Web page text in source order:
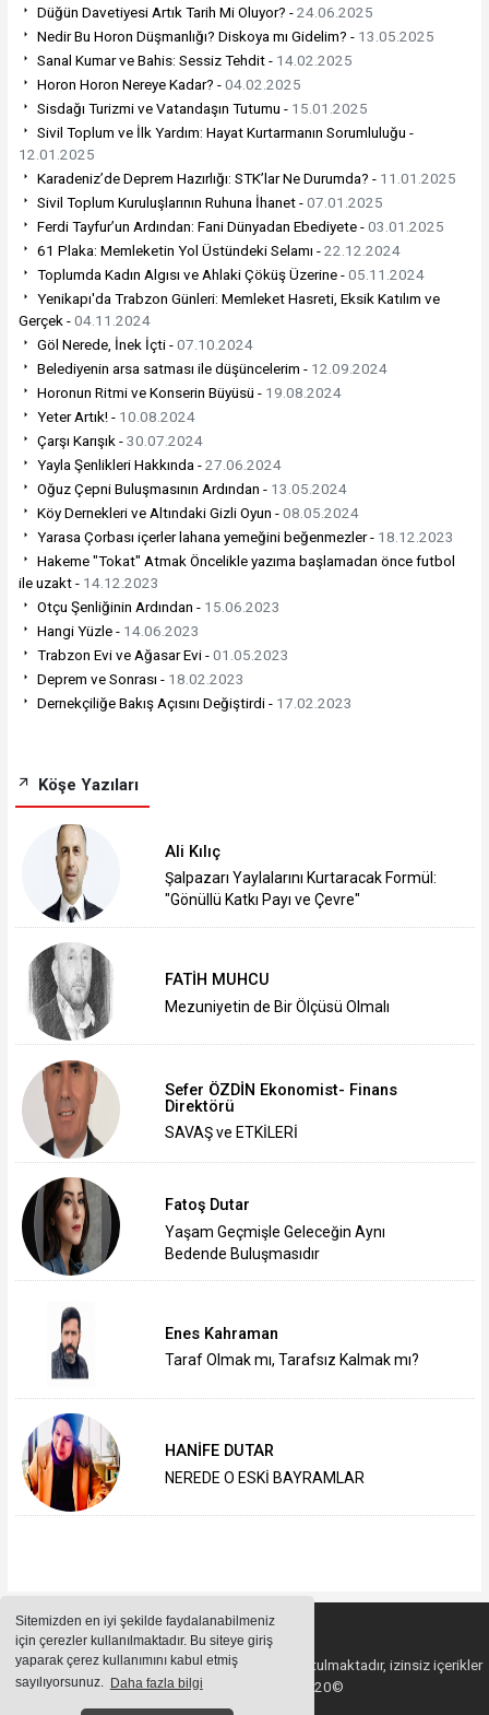
Sitemizden en iyi şekilde faydalanabilmeniz
için çerezler kullanılmaktadır. Bu siteye giriş
yaparak çerez kullanımını kabul etmiş
sayılıyorsunuz. Daha fazla bilgi
Düğün Davetiyesi Artık Tarih Mi Oluyor? -24.06.2025
Nedir Bu Horon Düşmanlığı? Diskoya mı Gidelim? - 13.05.2025
Sanal Kumar ve Bahis: Sessiz Tehdit - 14.02.2025
Horon Horon Nereye Kadar? -04.02.2025
Sisdağı Turizmi ve Vatandaşın Tutumu - 15.01.2025
Sivil Toplum ve İlk Yardım: Hayat Kurtarmanın Sorumluluğu -
12.01.2025
Karadeniz’de Deprem Hazırlığı: STK’lar Ne Durumda? - 11.01.2025
Sivil Toplum Kuruluşlarının Ruhuna İhanet -07.01.2025
Ferdi Tayfur’un Ardından: Fani Dünyadan Ebediyete -03.01.2025
61 Plaka: Memleketin Yol Üstündeki Selamı -22.12.2024
Toplumda Kadın Algısı ve Ahlaki Çöküş Üzerine -05.11.2024
Yenikapı'da Trabzon Günleri: Memleket Hasreti, Eksik Katılım ve
Gerçek -04.11.2024
Göl Nerede, İnek İçti -07.10.2024
Belediyenin arsa satması ile düşüncelerim - 12.09.2024
Horonun Ritmi ve Konserin Büyüsü - 19.08.2024
Yeter Artık! - 10.08.2024
Çarşı Karışık -30.07.2024
Yayla Şenlikleri Hakkında -27.06.2024
Oğuz Çepni Buluşmasının Ardından - 13.05.2024
Köy Dernekleri ve Altındaki Gizli Oyun -08.05.2024
Yarasa Çorbası içerler lahana yemeğini beğenmezler - 18.12.2023
Hakeme "Tokat" Atmak Öncelikle yazıma başlamadan önce futbol
ile uzakt - 14.12.2023
Otçu Şenliğinin Ardından - 15.06.2023
Hangi Yüzle - 14.06.2023
Trabzon Evi ve Ağasar Evi -01.05.2023
Deprem ve Sonrası - 18.02.2023
Dernekçiliğe Bakış Açısını Değiştirdi - 17.02.2023
Köşe Yazıları
Ali Kılıç
Şalpazarı Yaylalarını Kurtaracak Formül:
"Gönüllü Katkı Payı ve Çevre"
FATİH MUHCU
Mezuniyetin de Bir Ölçüsü Olmalı
Sefer ÖZDİN Ekonomist- Finans
Direktörü
SAVAŞ ve ETKİLERİ
Fatoş Dutar
Yaşam Geçmişle Geleceğin Aynı
Bedende Buluşmasıdır
Enes Kahraman
Taraf Olmak mı, Tarafsız Kalmak mı?
HANİFE DUTAR
NEREDE O ESKİ BAYRAMLAR
Sitemizde bulunan içeriklerin tüm hakları saklı tutulmaktadır, izinsiz içerikler
kullanılamaz. Copyright 2020©